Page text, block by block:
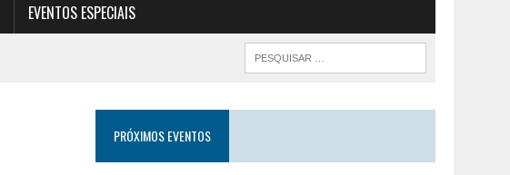
EVENTOS ESPECIAIS
PRÓXIMOS EVENTOS